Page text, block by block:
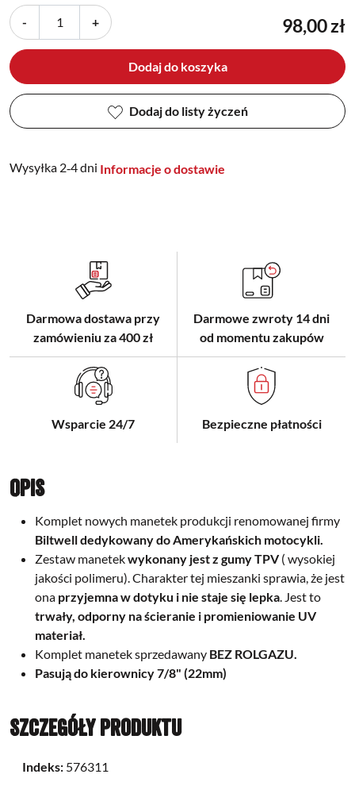
- + 98,00 zł
Dodaj do koszyka
Dodaj do listy życzeń
Wysyłka 2‑4 dni Informacje o dostawie
Darmowa dostawa przy
zamówieniu za 400 zł
Darmowe zwroty 14 dni
od momentu zakupów
Wsparcie 24/7 Bezpieczne płatności
Opis
Komplet nowych manetek produkcji renomowanej firmy
Biltwell dedykowany do Amerykańskich motocykli.
Zestaw manetekwykonany jest z gumy TPV( wysokiej
jakości polimeru). Charakter tej mieszanki sprawia, że ​​jest
ona przyjemna w dotyku i nie staje się lepka. Jest to
trwały, odporny na ścieranie i promieniowanie UV
materiał.
Komplet manetek sprzedawany BEZ ROLGAZU.
Pasują do kierownicy 7/8" (22mm)
Szczegóły produktu
Indeks: 576311